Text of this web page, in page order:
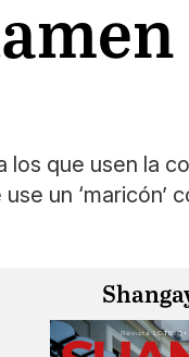
que usen la
un ‘maricón’